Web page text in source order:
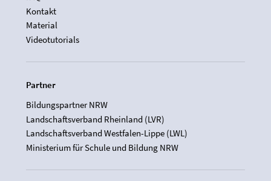
Kontakt
Material
Videotutorials
Partner
Bildungspartner NRW
Landschaftsverband Rheinland (LVR)
Landschaftsverband Westfalen-Lippe (LWL)
Ministerium für Schule und Bildung NRW